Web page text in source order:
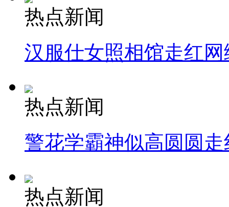
热点新闻
汉服仕女照相馆走红网
热点新闻
警花学霸神似高圆圆走
热点新闻